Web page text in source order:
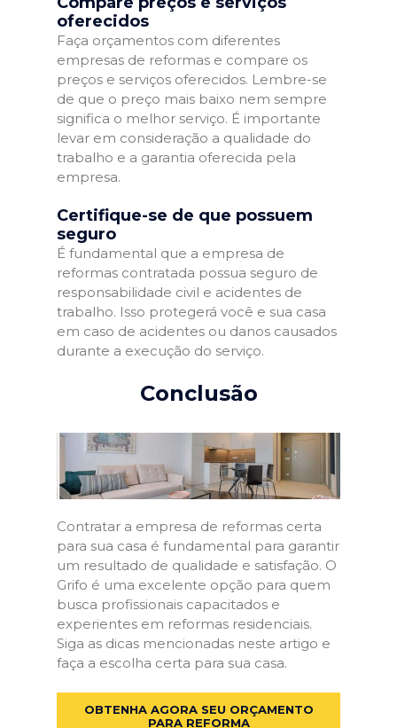
oferecidos
Faça orçamentos com diferentes
empresas de reformas e compare os
preços e serviços oferecidos. Lembre-se
de que o preço mais baixo nem sempre
significa o melhor serviço. É importante
levar em consideração a qualidade do
trabalho e a garantia oferecida pela
empresa.
Certifique-se de que possuem
seguro
É fundamental que a empresa de
reformas contratada possua seguro de
responsabilidade civil e acidentes de
trabalho. Isso protegerá você e sua casa
em caso de acidentes ou danos causados
durante a execução do serviço.
Conclusão
Contratar a empresa de reformas certa
para sua casa é fundamental para garantir
um resultado de qualidade e satisfação. O
Grifo é uma excelente opção para quem
busca profissionais capacitados e
experientes em reformas residenciais.
Siga as dicas mencionadas neste artigo e
faça a escolha certa para sua casa.
OBTENHA AGORA SEU ORÇAMENTO
PARA REFORMA